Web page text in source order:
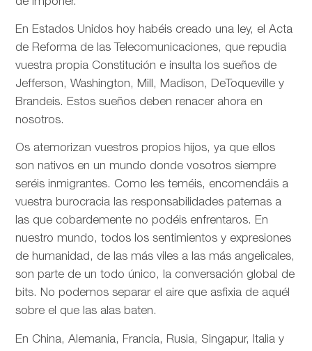
En Estados Unidos hoy habéis creado una ley, el Acta
de Reforma de las Telecomunicaciones, que repudia
vuestra propia Constitución e insulta los sueños de
Jefferson, Washington, Mill, Madison, DeToqueville y
Brandeis. Estos sueños deben renacer ahora en
nosotros.
Os atemorizan vuestros propios hijos, ya que ellos
son nativos en un mundo donde vosotros siempre
seréis inmigrantes. Como les teméis, encomendáis a
vuestra burocracia las responsabilidades paternas a
las que cobardemente no podéis enfrentaros. En
nuestro mundo, todos los sentimientos y expresiones
de humanidad, de las más viles a las más angelicales,
son parte de un todo único, la conversación global de
bits. No podemos separar el aire que asfixia de aquél
sobre el que las alas baten.
En China, Alemania, Francia, Rusia, Singapur, Italia y